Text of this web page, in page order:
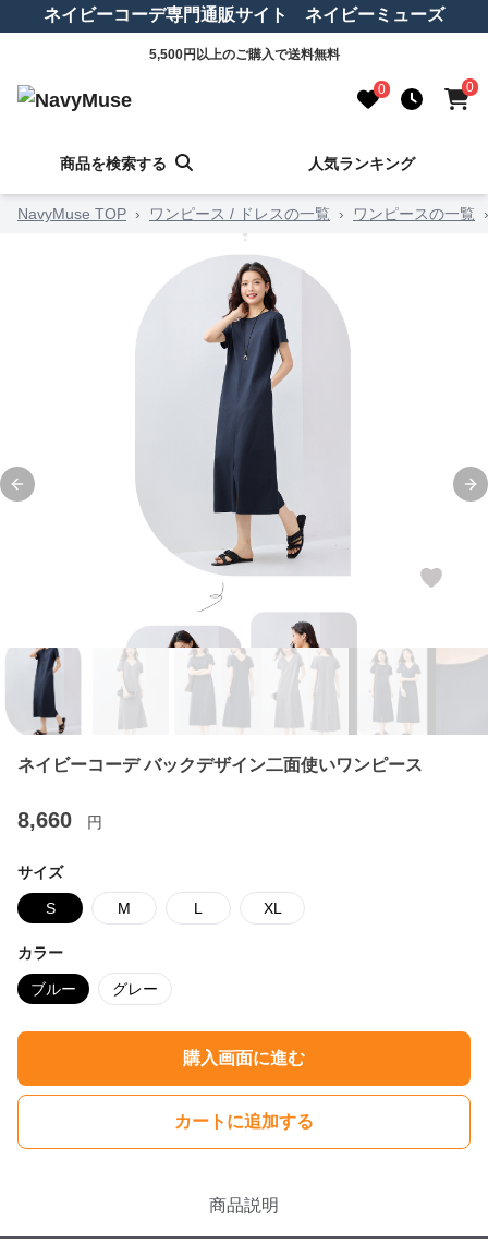
ネイビーコーデ専門通販サイト ネイビーミューズ
5,500円以上のご購入で送料無料
0 0
商品を検索する 人気ランキング
NavyMuse TOP › ワンピース / ドレスの一覧 › ワンピースの一覧 ›
Previous slide
ネイビーコーデ バックデザイン二面使いワンピース
8,660 円
サイズ
S M L XL
カラー
ブルー グレー
購入画面に進む
カートに追加する
商品説明